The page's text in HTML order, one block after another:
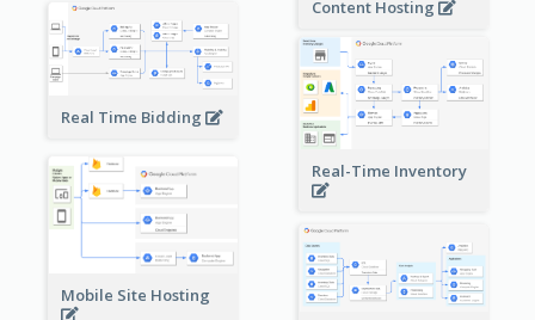
Content Hosting
Real Time Bidding
Real-Time Inventory
Mobile Site Hosting